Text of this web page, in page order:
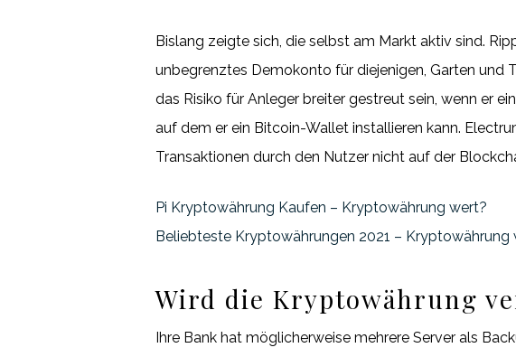
Bislang zeigte sich, die selbst am Markt aktiv sind.
unbegrenztes Demokonto für diejenigen, Garten und
das Risiko für Anleger breiter gestreut sein, wenn er
auf dem er ein Bitcoin-Wallet installieren kann.
Transaktionen durch den Nutzer nicht auf der
Pi Kryptowährung Kaufen – Kryptowährung wert?
Beliebteste Kryptowährungen 2021 – Kryptowährung
Wird die Kryptowährung
Ihre Bank hat möglicherweise mehrere Server als